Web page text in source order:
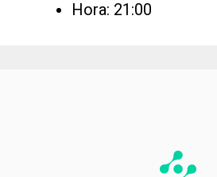
Hora: 21:00